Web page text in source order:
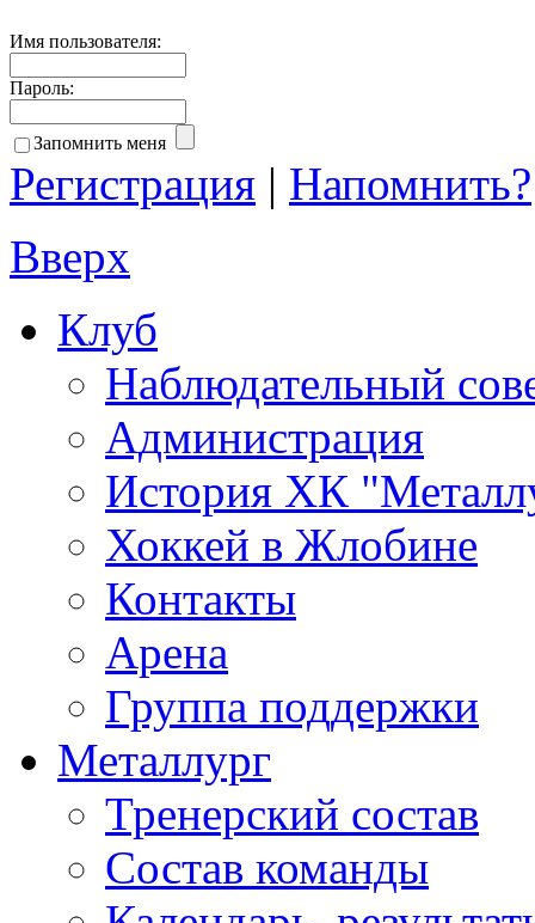
Имя пользователя:
Пароль:
Запомнить меня
Регистрация | Напомнить?
Вверх
Клуб
Наблюдательный
Администрация
История ХК
Хоккей в Жлобине
Контакты
Арена
Группа поддержки
Металлург
Тренерский состав
Состав команды